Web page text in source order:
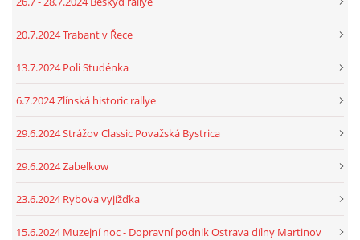
20.7.2024 Trabant v Řece
13.7.2024 Poli Studénka
6.7.2024 Zlínská historic rallye
29.6.2024 Strážov Classic Považská Bystrica
29.6.2024 Zabelkow
23.6.2024 Rybova vyjížďka
15.6.2024 Muzejní noc - Dopravní podnik Ostrava dílny Martinov